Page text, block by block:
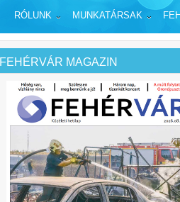
RÓLUNK MUNKATÁRSAK
FEHÉRVÁR MAGAZIN